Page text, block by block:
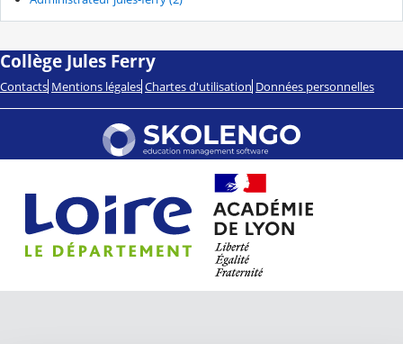
Collège Jules Ferry
Contacts Mentions légales Chartes d'utilisation Données personnelles